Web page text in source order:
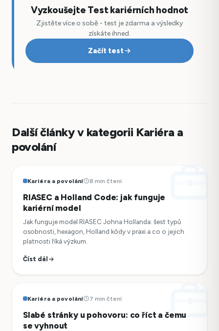
Vyzkoušejte Test kariérních hodnot
Zjistěte více o sobě - test je zdarma a výsledky
získáte ihned.
Začít test
Další články v kategorii Kariéra a
povolání
Kariéra a povolání 8 min čtení
RIASEC a Holland Code: jak funguje
kariérní model
Jak funguje model RIASEC Johna Hollanda: šest typů
osobnosti, hexagon, Holland kódy v praxi a co o jejich
platnosti říká výzkum.
Číst dál
Kariéra a povolání 7 min čtení
Slabé stránky u pohovoru: co říct a čemu
se vyhnout